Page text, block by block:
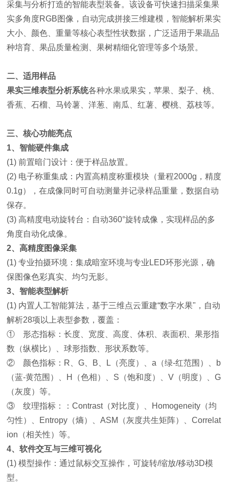
采集与分析打造的智能表型装备。该设备可快速扫描采集果
实多角度RGB图像，自动完成拼接三维建模，智能解析果实
大小、颜色、重量等核心表型性状数据，广泛适用于果蔬品
种培育、果品质量检测、果树精细化管理等多个场景。
二、适用样品
果实三维表型分析系统各种水果或果实，苹果、梨子、桃、
香蕉、石榴、马铃薯、洋葱、南瓜、红薯、樱桃、荔枝等。
三、核心功能亮点
1、智能硬件集成
(1) 前置暗门设计：便于样品放置。
(2) 电子称重集成：内置高精度称重模块（量程2000g，精度
0.1g），在成像同时可自动测量并记录样品重量，数据自动
保存。
(3) 高精度电动旋转台：自动360°旋转成像，实现样品的多
角度自动化成像。
2、高精度图像采集
(1) 专业拍摄环境：集成暗室环境与专业LED环形光源，确
保图像色彩真实、均匀无影。
3、智能表型解析
(1) 内置人工智能算法，基于三维点云重建“数字水果"，自动
解析28项以上表型参数，覆盖：
① 形态指标：长度、宽度、高度、体积、表面积、果形指
数（纵横比）、球形指数、形状系数等。
② 颜色指标：R、G、B、L（亮度）、a（绿-红范围）、b
（蓝-黄范围）、H（色相）、S（饱和度）、V（明度）、G
（灰度）等。
③ 纹理指标：：Contrast（对比度）、Homogeneity（均
匀性）、Entropy（熵）、ASM（灰度共生矩阵）、Correlat
ion（相关性）等。
4、软件交互与三维可视化
(1) 模型操作：通过鼠标交互操作，可旋转/缩放/移动3D模
型。